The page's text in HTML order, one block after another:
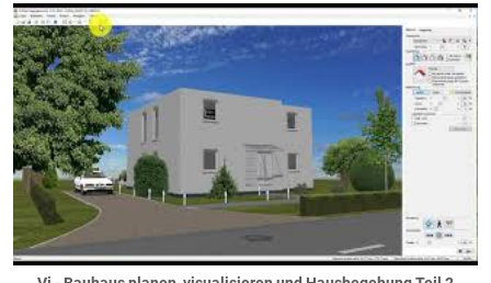
Decken
Bodenplatten
Decken neben dem Haus
Haupgeschossdecken
Ringanker
Spitzboden
Staffelgeschosse
versetzte Ebenen
Elektro